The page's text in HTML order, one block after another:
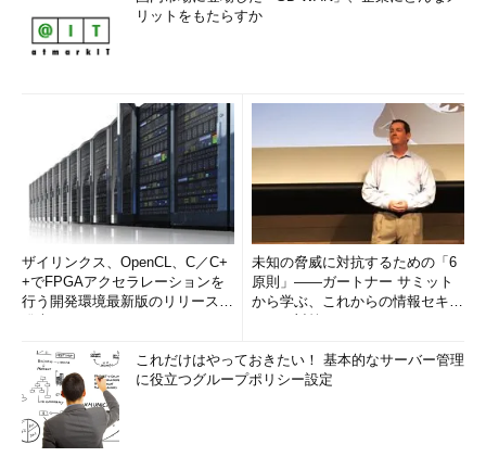
リットをもたらすか
ザイリンクス、OpenCL、C／C+
+でFPGAアクセラレーションを
行う開発環境最新版のリリースを
未知の脅威に対抗するための「6
原則」――ガートナー サミット
から学ぶ、これからの情報セキュ
これだけはやっておきたい！ 基本的なサーバー管理
に役立つグループポリシー設定